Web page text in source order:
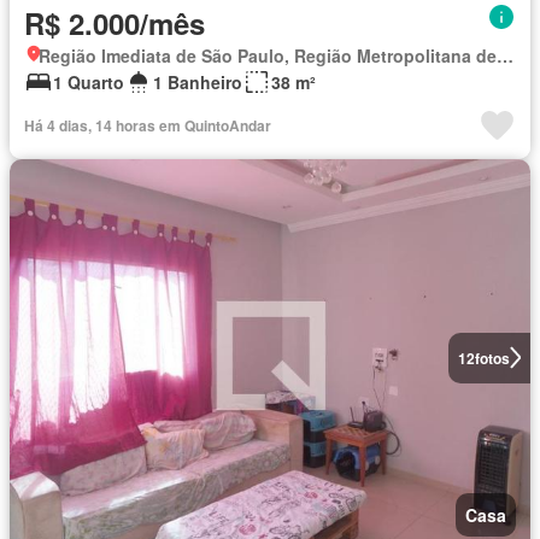
R$ 2.000/mês
Região Imediata de São Paulo, Região Metropolitana de São Paulo
1 Quarto
1 Banheiro 38 m²
Há 4 dias, 14 horas em QuintoAndar
12fotos
Casa